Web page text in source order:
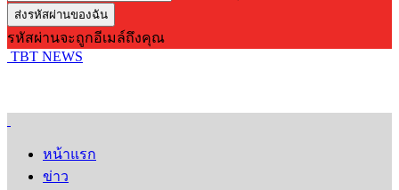
รหัสผ่านจะถูกอีเมล์ถึงคุณ
TBT NEWS
หน้าแรก
ข่าว